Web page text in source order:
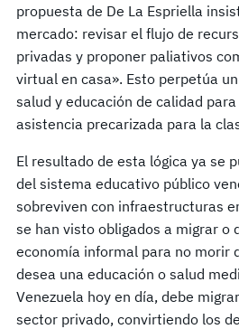
propuesta de De La Espriella
mercado: revisar el flujo de
privadas y proponer paliativos
virtual en casa». Esto perpetúa
salud y educación de calidad
asistencia precarizada para la
El resultado de esta lógica ya se
del sistema educativo público
sobreviven con infraestructuras
se han visto obligados a migrar o
economía informal para no morir
desea una educación o salud
Venezuela hoy en día, debe
sector privado, convirtiendo los